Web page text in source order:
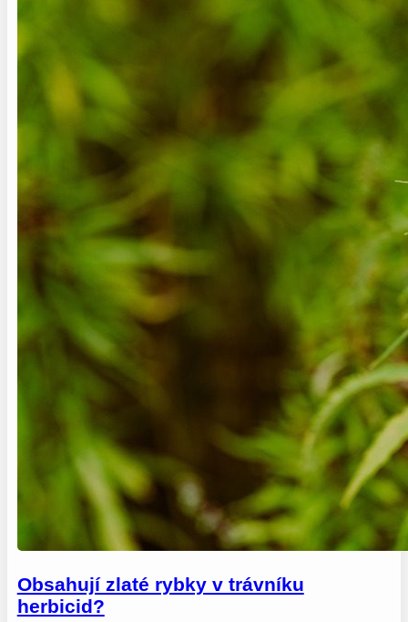
Obsahují zlaté rybky v trávníku
herbicid?